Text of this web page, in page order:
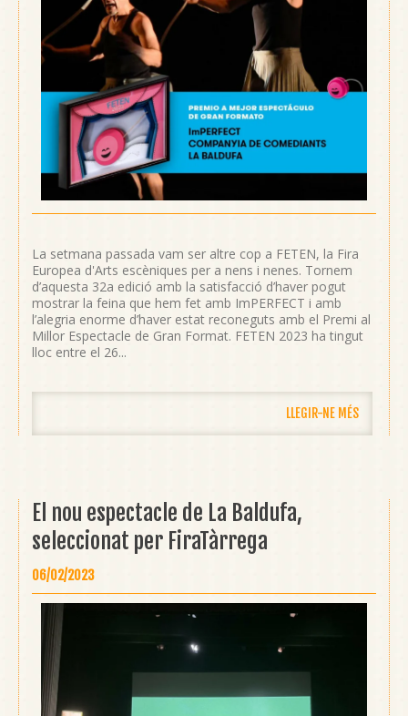
La setmana passada vam ser altre cop a FETEN, la Fira
Europea d'Arts escèniques per a nens i nenes. Tornem
d’aquesta 32a edició amb la satisfacció d’haver pogut
mostrar la feina que hem fet amb ImPERFECT i amb
l’alegria enorme d’haver estat reconeguts amb el Premi al
Millor Espectacle de Gran Format. FETEN 2023 ha tingut
lloc entre el 26...
LLEGIR-NE MÉS
El nou espectacle de La Baldufa,
seleccionat per FiraTàrrega
06/02/2023